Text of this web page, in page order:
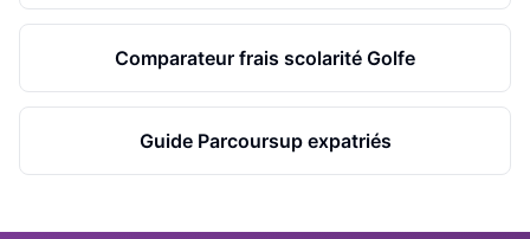
Comparateur frais scolarité Golfe
Guide Parcoursup expatriés